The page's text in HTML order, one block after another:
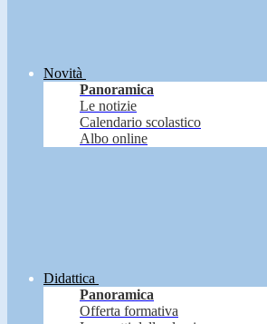
Novità
Panoramica
Le notizie
Calendario scolastico
Albo online
Didattica
Panoramica
Offerta formativa